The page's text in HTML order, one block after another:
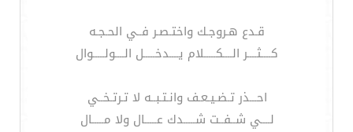
قـدع هـروجـك واختـصـر فــي الحـجـه
كــــثــــر الــــكـــــلام يــــدخـــــل الــــولـــــوال
احـــذر تـضـيـعـف وانـتـبــه لا تـرتـخــي
لــــي شــفــت شـــــدك عـــــال ولا مـــــال